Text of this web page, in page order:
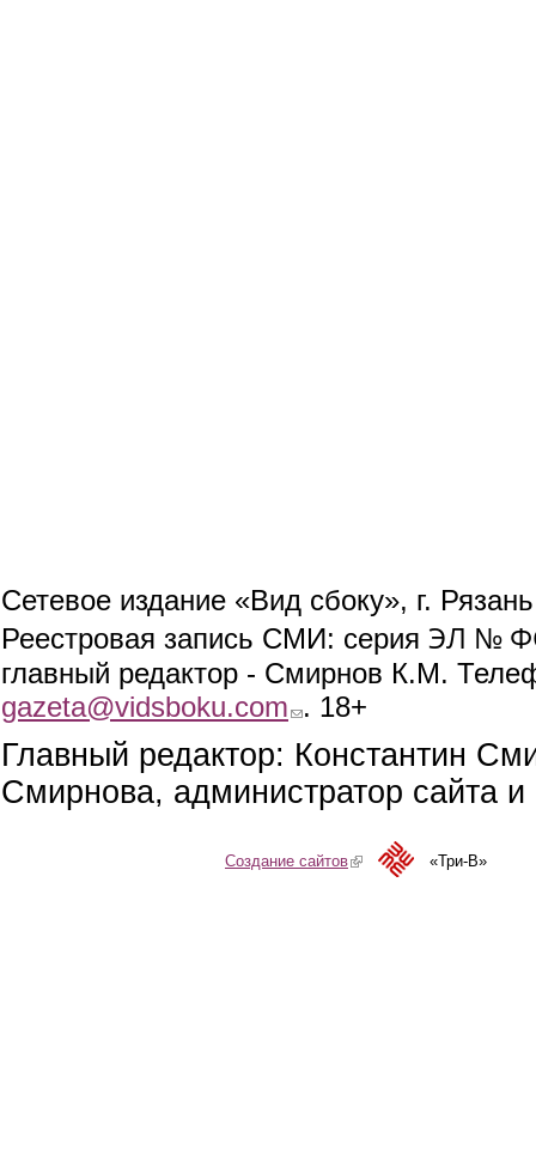
Сетевое издание «Вид сбоку», г.
Реестровая запись СМИ: серия ЭЛ №
главный редактор - Смирнов К.М.
gazeta@vidsboku.com (link sends e-mail)
. 18+
Главный редактор: Константин
Смирнова, администратор сайта
Создание сайтов(link is external)«Три-В»